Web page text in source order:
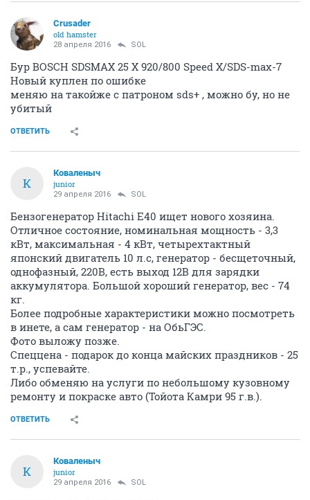
Crusader
old hamster
28 апреля 2016 SOL
Бур BOSCH SDSMAX 25 X 920/800 Speed X/SDS-max-7
Новый куплен по ошибке
меняю на такойже с патроном sds+ , можно бу, но не
убитый
ОТВЕТИТЬ
К
Коваленыч
junior
29 апреля 2016 SOL
Бензогенератор Hitachi E40 ищет нового хозяина.
Отличное состояние, номинальная мощность - 3,3
кВт, максимальная - 4 кВт, четырехтактный
японский двигатель 10 л.с, генератор - бесщеточный,
однофазный, 220В, есть выход 12В для зарядки
аккумулятора. Большой хороший генератор, вес - 74
кг.
Более подробные характеристики можно посмотреть
в инете, а сам генератор - на ОбьГЭС.
Фото выложу позже.
Спеццена - подарок до конца майских праздников - 25
т.р., успевайте.
Либо обменяю на услуги по небольшому кузовному
ремонту и покраске авто (Тойота Камри 95 г.в.).
ОТВЕТИТЬ
К
Коваленыч
junior
29 апреля 2016 SOL